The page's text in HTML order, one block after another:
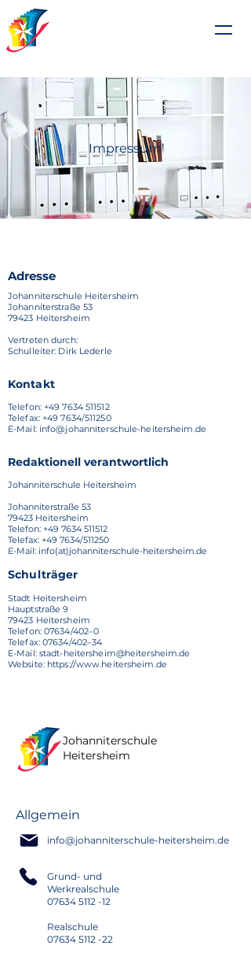
Impressum
Adresse
Johanniterschule Heitersheim
Johanniterstraße 53
79423 Heitersheim
Vertreten durch:
Schulleiter: Dirk Lederle
Kontakt
Telefon: +49 7634 511512
Telefax: +49 7634/511250
E-Mail: info@johanniterschule-heitersheim.de
Redaktionell verantwortlich
Johanniterschule Heitersheim
Johanniterstraße 53
79423 Heitersheim
Telefon: +49 7634 511512
Telefax: +49 7634/511250
E-Mail: info(at)johanniterschule-heitersheim.de
Schulträger
Stadt Heitersheim
Hauptstraße 9
79423 Heitersheim
Telefon: 07634/402–0
Telefax: 07634/402–34
E-Mail: stadt-heitersheim@heitersheim.de
Website: https://www.heitersheim.de
Johanniterschule
Heitersheim
Allgemein
info@johanniterschule-heitersheim.de
Grund- und
Werkrealschule
07634 5112 -12
Realschule
07634 5112 -22